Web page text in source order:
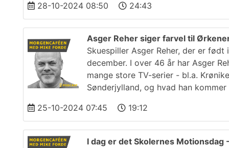
28-10-2024 08:50 24:43
Asger Reher siger farvel til
Skuespiller Asger Reher, der er
december. I over 46 år har Asger
mange store TV-serier - bl.a.
Sønderjylland, og hvad han
25-10-2024 07:45
19:12
I dag er det Skolernes